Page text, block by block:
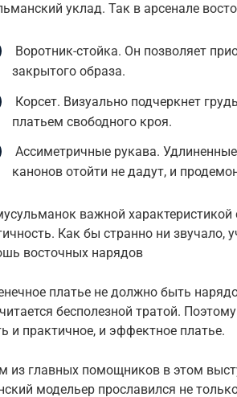
уклад. Так в арсенале
Воротник-стойка. Он позволяет
закрытого образа.
Корсет. Визуально подчеркнет
платьем свободного кроя.
Ассиметричные рукава.
канонов отойти не дадут, и
важной характеристикой
Как бы странно ни звучало,
восточных нарядов
платье не должно быть
бесполезной тратой.
и практичное, и эффектное платье.
из главных помощников в этом
модельер прославился не